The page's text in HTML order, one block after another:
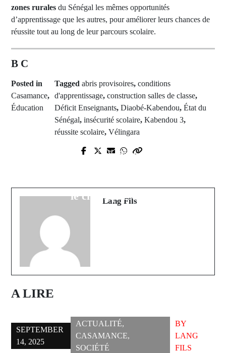
zones rurales du Sénégal les mêmes opportunités
d’apprentissage que les autres, pour améliorer leurs chances de
réussite tout au long de leur parcours scolaire.
B C
Posted in
Casamance,
Éducation
Tagged abris provisoires, conditions
d'apprentissage, construction salles de classe,
Déficit Enseignants, Diaobé-Kabendou, État du
Sénégal, insécurité scolaire, Kabendou 3,
réussite scolaire, Vélingara
Limogé par la FECAFOOT, Marc
le chaos pré-CAN
Next Post
en mer
Lang Fils
A LIRE
SEPTEMBER
14, 2025
ACTUALITÉ,
CASAMANCE,
SOCIÉTÉ
BY
LANG
FILS